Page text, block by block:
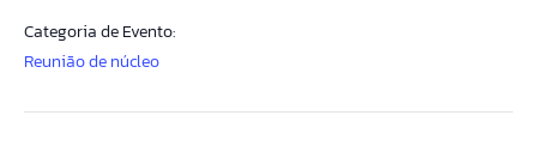
Categoria de Evento:
Reunião de núcleo